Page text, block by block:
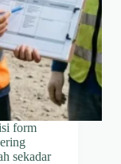
form
sekadar